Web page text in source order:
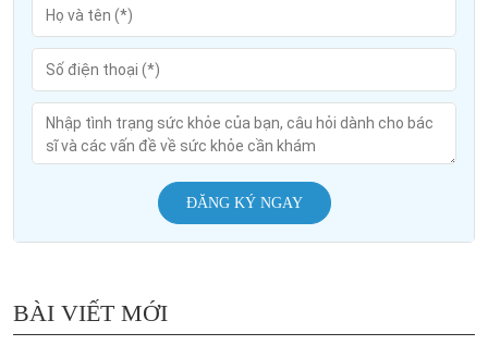
ĐĂNG KÝ NGAY
BÀI VIẾT MỚI